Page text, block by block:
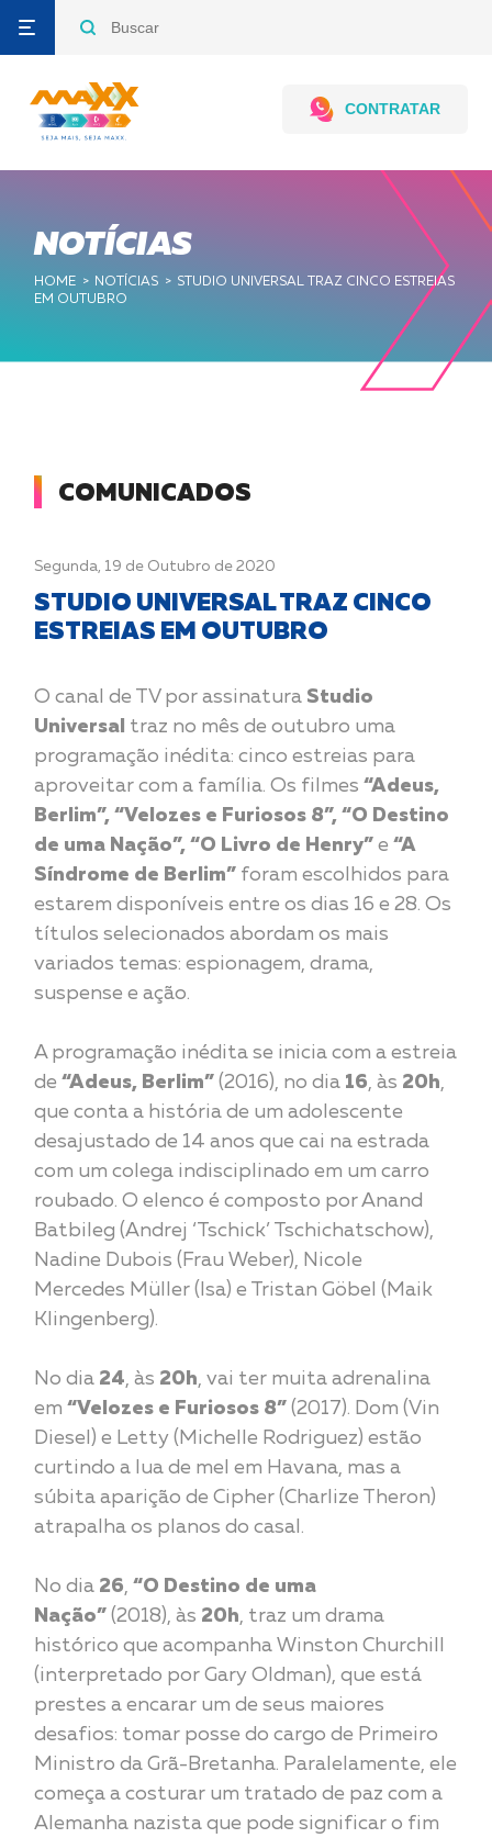
CONTRATAR
Televendas,
Seg a Sex
8h às 18h
NOTÍCIAS
HOME NOTÍCIAS
STUDIO UNIVERSAL TRAZ CINCO ESTREIAS
EM OUTUBRO
COMUNICADOS
Segunda, 19 de Outubro de 2020
STUDIO UNIVERSAL TRAZ CINCO
ESTREIAS EM OUTUBRO
O canal de TV por assinatura Studio
Universal traz no mês de outubro uma
programação inédita: cinco estreias para
aproveitar com a família. Os filmes“Adeus,
Berlim”, “Velozes e Furiosos 8”, “O Destino
de uma Nação”, “O Livro de Henry”e“A
Síndrome de Berlim” foram escolhidos para
estarem disponíveis entre os dias 16 e 28. Os
títulos selecionados abordam os mais
variados temas: espionagem, drama,
suspense e ação.
A programação inédita se inicia com a estreia
de“Adeus, Berlim” (2016), no dia 16, às 20h,
que conta a história de um adolescente
desajustado de 14 anos que cai na estrada
com um colega indisciplinado em um carro
roubado. O elenco é composto por Anand
Batbileg (Andrej ‘Tschick’ Tschichatschow),
Nadine Dubois (Frau Weber), Nicole
Mercedes Müller (Isa) e Tristan Göbel (Maik
Klingenberg).
No dia 24, às 20h, vai ter muita adrenalina
em“Velozes e Furiosos 8” (2017). Dom (Vin
Diesel) e Letty (Michelle Rodriguez) estão
curtindo a lua de mel em Havana, mas a
súbita aparição de Cipher (Charlize Theron)
atrapalha os planos do casal.
No dia 26,“O Destino de uma
Nação” (2018), às 20h, traz um drama
histórico que acompanha Winston Churchill
(interpretado por Gary Oldman), que está
prestes a encarar um de seus maiores
desafios: tomar posse do cargo de Primeiro
Ministro da Grã-Bretanha. Paralelamente, ele
começa a costurar um tratado de paz com a
Alemanha nazista que pode significar o fim